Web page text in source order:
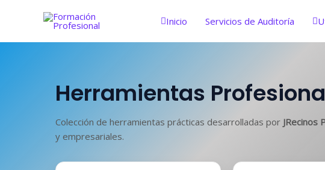
Inicio Servicios de Auditoría
Herramientas
Colección de herramientas prácticas desarrolladas por JRecinos
y empresariales.